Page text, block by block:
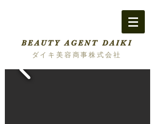
BEAUTY AGENT DAIKI
ダイキ美容商事株式会社